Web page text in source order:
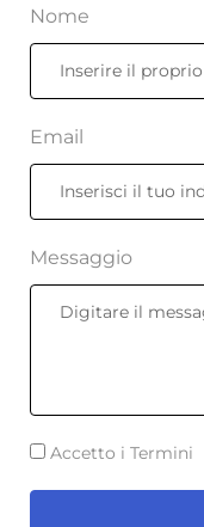
Nome
Email
Messaggio
Accetto i Termini